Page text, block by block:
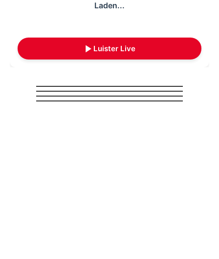
Laden...
Luister Live